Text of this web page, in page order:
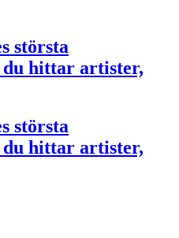
största
hittar artister,
största
hittar artister,